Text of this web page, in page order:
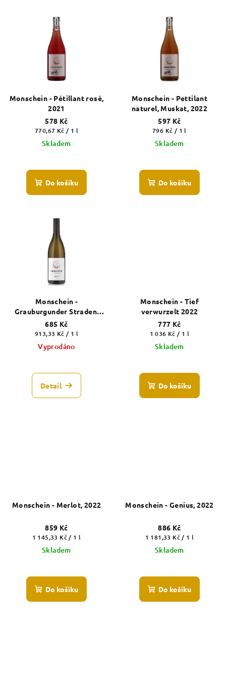
Monschein - Pétillant rosé,
2021
578 Kč
Měrná
cena:
770,67 Kč / 1 l
Skladem
Do košíku
Monschein - Pettilant
naturel, Muskat, 2022
597 Kč
Měrná
cena:
796 Kč / 1 l
Skladem
Do košíku
Monschein -
Grauburgunder Straden,
DAC, 2020
685 Kč
Měrná
cena:
913,33 Kč / 1 l
Vyprodáno
Detail
Monschein - Tief
verwurzelt 2022
777 Kč
Měrná
cena:
1 036 Kč / 1 l
Skladem
Do košíku
Monschein - Merlot, 2022
859 Kč
Měrná
cena:
1 145,33 Kč / 1 l
Skladem
Do košíku
Monschein - Genius, 2022
886 Kč
Měrná
cena:
1 181,33 Kč / 1 l
Skladem
Do košíku